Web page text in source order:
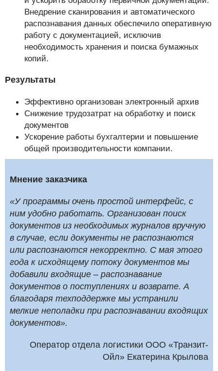
Внедрение сканирования и автоматического
распознавания данных обеспечило оперативную
работу с документацией, исключив
необходимость хранения и поиска бумажных
копий.
Результаты
Эффективно организован электронный архив
Снижение трудозатрат на обработку и поиск
документов
Ускорение работы бухгалтерии и повышение
общей производительности компании.
Мнение заказчика
«У программы очень простой интерфейс, с
ним удобно работать. Организован поиск
документов из необходимых журналов вручную
в случае, если документы не распознаются
или распознаются некорректно. С мая этого
года к исходящему потоку документов мы
добавили входящие – распознавание
документов о поступлениях и возврате. А
благодаря техподдержке мы устранили
мелкие неполадки при распознавании входящих
документов».
Оператор отдела логистики ООО «Транзит-
Ойл» Екатерина Крылова